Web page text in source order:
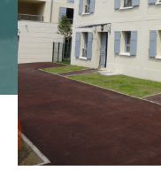
Budget
Budget
Surface
Pièces
Pièces